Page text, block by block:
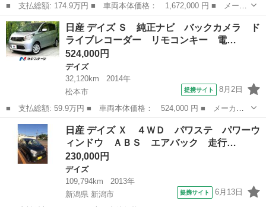
■ 支払総額: 174.9万円 ■ 車両本体価格： 1,672,000 円 ■ メーカ
ー名： 日産 ■ 車種名： デイズ ■ グレード名： ハイウェイス
ター Ｇターボプロパイロットエディション ４ＷＤ プロパイロッ
ト 衝突...
長野 長野市 デイズ
日産 デイズ Ｓ 純正ナビ バックカメラ ド
ライブレコーダー リモコンキー 電…
524,000円
デイズ
32,120km
2014年
松本市
提携サイト 8月2日
■ 支払総額: 59.9万円 ■ 車両本体価格： 524,000 円 ■ メーカー
名： 日産 ■ 車種名： デイズ ■ グレード名： Ｓ 純正ナビ
バックカメラ ドライブレコーダー リモコンキー 電動格納ミラ
ー アイドリン...
長野 松本市 デイズ
日産 デイズ Ｘ ４ＷＤ パワステ パワーウ
ィンドウ ＡＢＳ エアバック 走行…
230,000円
デイズ
109,794km
2013年
新潟県 新潟市
提携サイト 6月13日